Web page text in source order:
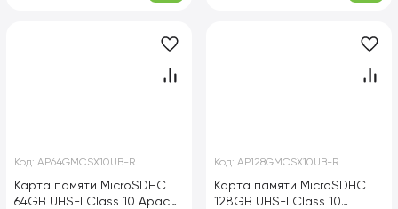
Код: AP64GMCSX10UB-R
Карта памяти MicroSDHC
64GB UHS-I Class 10 Apacer
Код: AP128GMCSX10UB-R
Карта памяти MicroSDHC
128GB UHS-I Class 10